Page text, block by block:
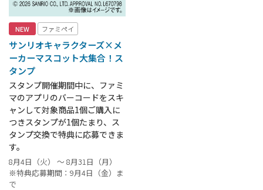
NEW ファミペイ
サンリオキャラクターズ×メ
ーカーマスコット大集合！ス
タンプ
スタンプ開催期間中に、ファミ
マのアプリのバーコードをスキ
ャンして対象商品1個ご購入に
つきスタンプが1個たまり、ス
タンプ交換で特典に応募できま
す。
8月4日（火） ～ 8月31日（月）
※特典応募期間：9月4日（金）ま
で